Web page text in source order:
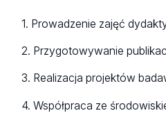
1. Prowadzenie zajęć
2. Przygotowywanie
3. Realizacja projektów
4. Współpraca ze